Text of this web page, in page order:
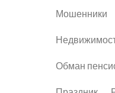
Мошенники
Обман